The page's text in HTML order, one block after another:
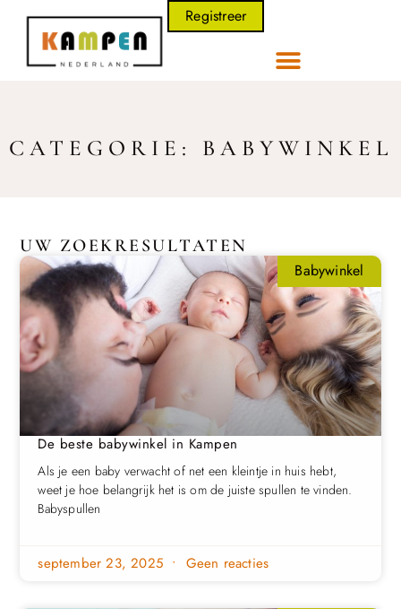
Registreer
CATEGORIE: BABYWINKEL
UW ZOEKRESULTATEN
Babywinkel
De beste babywinkel in Kampen
Als je een baby verwacht of net een kleintje in huis hebt,
weet je hoe belangrijk het is om de juiste spullen te vinden.
Babyspullen
september 23, 2025 Geen reacties